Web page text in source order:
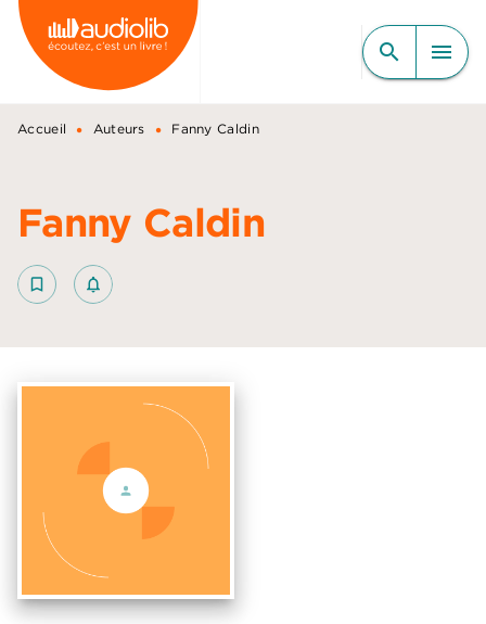
MENU RECHERCHE
CONTENU
PIED DE PAGE
search menu
Accueil • Auteurs • Fanny Caldin
Fanny Caldin
bookmark_border notifications_none_outlined